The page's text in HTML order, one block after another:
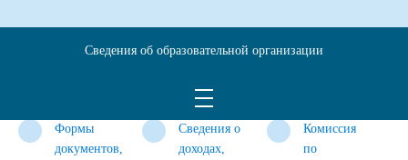
Формы
документов,
Сведения о
доходах,
Комиссия
по
Сведения об образовательной организации